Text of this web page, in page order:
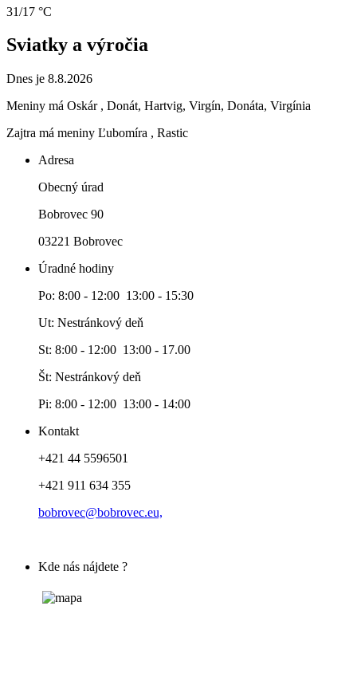
31/17 °C
Sviatky a výročia
Dnes je 8.8.2026
Meniny má Oskár , Donát, Hartvig, Virgín, Donáta, Virgínia
Zajtra má meniny Ľubomíra , Rastic
Adresa
Obecný úrad
Bobrovec 90
03221 Bobrovec
Úradné hodiny
Po: 8:00 - 12:00 13:00 - 15:30
Ut: Nestránkový deň
St: 8:00 - 12:00 13:00 - 17.00
Št: Nestránkový deň
Pi: 8:00 - 12:00 13:00 - 14:00
Kontakt
+421 44 5596501
+421 911 634 355
bobrovec@bobrovec.eu,
Kde nás nájdete ?